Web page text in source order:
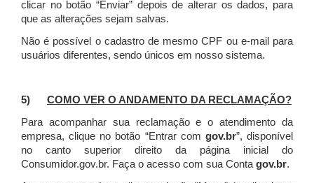
clicar no botão “Enviar” depois de alterar os dados, para
que as alterações sejam salvas.
Não é possível o cadastro de mesmo CPF ou e-mail para
usuários diferentes, sendo únicos em nosso sistema.
5) COMO VER O ANDAMENTO DA RECLAMAÇÃO?
Para acompanhar sua reclamação e o atendimento da
empresa, clique no botão “Entrar com gov.br”, disponível
no canto superior direito da página inicial do
Consumidor.gov.br. Faça o acesso com sua Contagov.br.